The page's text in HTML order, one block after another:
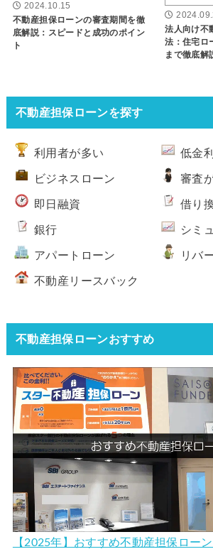
2024.10.15
不動産担保ローンの審査期間を徹
底解説：スピードと成功のポイン
ト
法人向け不
法：住宅ロ
まで徹底解
不動産担保ローンを探す
利用者が多い 低金利
ビジネスローン 審査
即日融資 借り
銀行 シミ
アパートローン リバ
不動産リースバック
不動産担保ローンおすすめ
【2025年】おすすめ不動産担保ロー